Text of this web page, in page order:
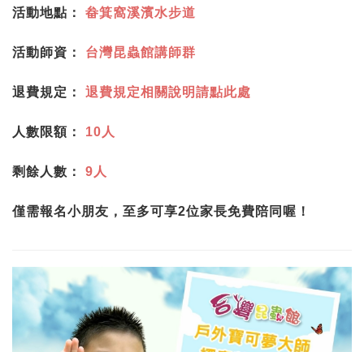
活動地點： 畚箕窩溪濱水步道
活動師資： 台灣昆蟲館講師群
退費規定： 退費規定相關說明請點此處
人數限額： 10人
剩餘人數： 9人
僅需報名小朋友，至多可享2位家長免費陪同喔！